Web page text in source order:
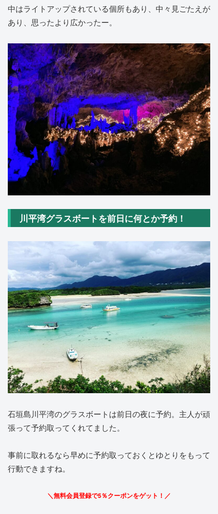
中はライトアップされている個所もあり、中々見ごたえが
あり、思ったより広かったー。
川平湾グラスボートを前日に何とか予約！
石垣島川平湾のグラスボートは前日の夜に予約。主人が頑
張って予約取ってくれてました。
事前に取れるなら早めに予約取っておくとゆとりをもって
行動できますね。
＼無料会員登録で5％クーポンをゲット！／